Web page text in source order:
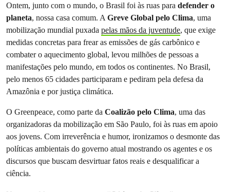
Ontem, junto com o mundo, o Brasil foi às ruas para defender o
planeta, nossa casa comum. AGreve Global pelo Clima, uma
mobilização mundial puxada pelas mãos da juventude, que exige
medidas concretas para frear as emissões de gás carbônico e
combater o aquecimento global, levou milhões de pessoas a
manifestações pelo mundo, em todos os continentes. No Brasil,
pelo menos 65 cidades participaram e pediram pela defesa da
Amazônia e por justiça climática.
O Greenpeace, como parte da Coalizão pelo Clima, uma das
organizadoras da mobilização em São Paulo, foi às ruas em apoio
aos jovens. Com irreverência e humor, ironizamos o desmonte das
políticas ambientais do governo atual mostrando os agentes e os
discursos que buscam desvirtuar fatos reais e desqualificar a
ciência.